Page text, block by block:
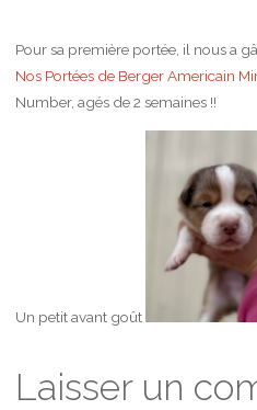
Pour sa première portée, il nous a
Nos Portées de Berger Americain
Number, agés de 2 semaines !!
Un petit avant goût
Laisser un